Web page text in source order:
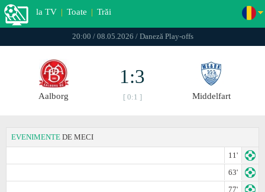
la TV | Toate | Trăi
20:00 / 08.05.2026 / Daneză Play-offs
Aalborg
1:3
[ 0:1 ] Middelfart
EVENIMENTE DE MECI
11'
63'
77'